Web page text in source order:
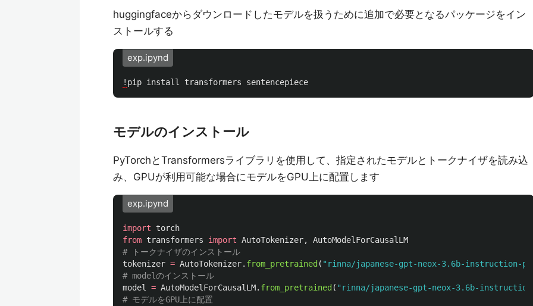
huggingfaceからダウンロードしたモデルを扱うために追加で必要となるパッケージをイン
ストールする
exp.ipynd
! pip install transformers sentencepiece
モデルのインストール
PyTorchとTransformersライブラリを使用して、指定されたモデルとトークナイザを読み込
み、GPUが利用可能な場合にモデルをGPU上に配置します
exp.ipynd
import
torch
from transformers import AutoTokenizer,
AutoModelForCausalLM
tokenizer = AutoTokenizer. from_pretrained ( " rinna/japanese-gpt-neox-3.6b-instruction-ppo
model
= AutoModelForCausalLM. from_pretrained ( " rinna/japanese-gpt-neox-3.6b-instruction-